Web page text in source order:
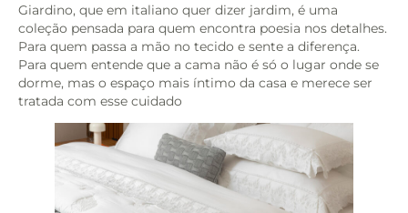
Giardino, que em italiano quer dizer jardim, é uma
coleção pensada para quem encontra poesia nos detalhes.
Para quem passa a mão no tecido e sente a diferença.
Para quem entende que a cama não é só o lugar onde se
dorme, mas o espaço mais íntimo da casa e merece ser
tratada com esse cuidado